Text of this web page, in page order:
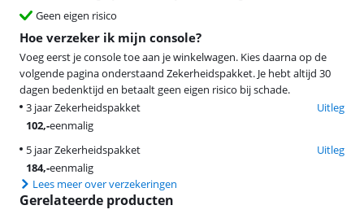
Geen eigen risico
Hoe verzeker ik mijn console?
Voeg eerst je console toe aan je winkelwagen. Kies daarna op de
volgende pagina onderstaand Zekerheidspakket. Je hebt altijd 30
dagen bedenktijd en betaalt geen eigen risico bij schade.
3 jaar Zekerheidspakket
Uitleg
102,-eenmalig
5 jaar Zekerheidspakket
Uitleg
184,-eenmalig
Lees meer over verzekeringen
Gerelateerde producten